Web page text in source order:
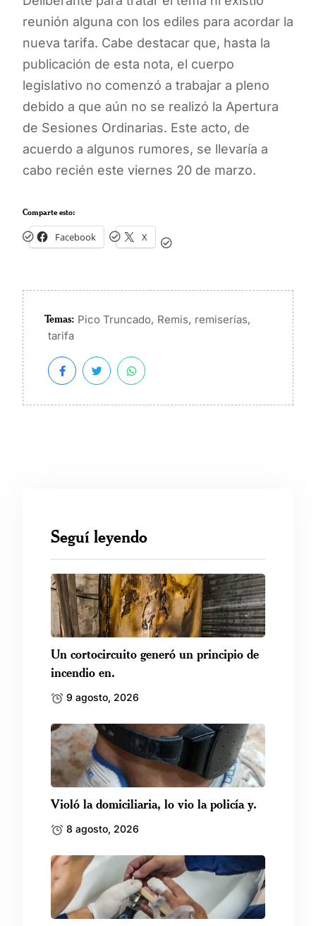
reunión alguna con los ediles para acordar la
nueva tarifa. Cabe destacar que, hasta la
publicación de esta nota, el cuerpo
legislativo no comenzó a trabajar a pleno
debido a que aún no se realizó la Apertura
de Sesiones Ordinarias. Este acto, de
acuerdo a algunos rumores, se llevaría a
cabo recién este viernes 20 de marzo.
Comparte esto:
Facebook X
Temas: Pico Truncado, Remis, remiserías,
tarifa
Seguí leyendo
Un cortocircuito generó un principio de
incendio en.
9 agosto, 2026
Violó la domiciliaria, lo vio la policía y.
8 agosto, 2026